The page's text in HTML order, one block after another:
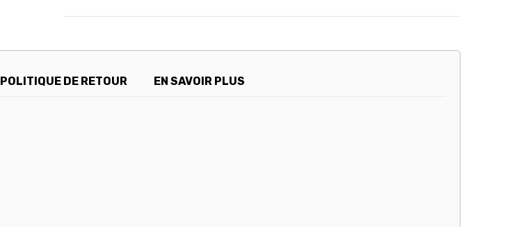
POLITIQUE DE RETOUR EN SAVOIR PLUS